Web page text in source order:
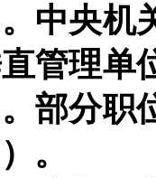
中央机
管理单
部分职
。